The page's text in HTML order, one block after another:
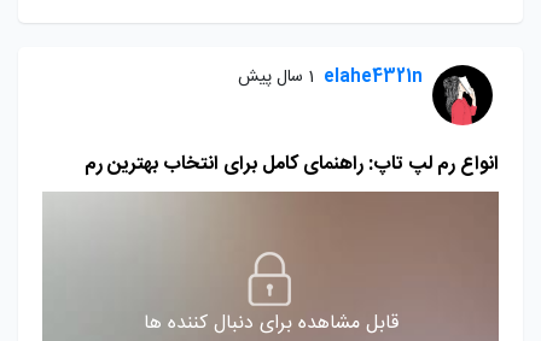
elahe4321n 1 سال پیش
انواع رم لپ تاپ: راهنمای کامل برای انتخاب بهترین رم
قابل مشاهده برای دنبال کننده ها